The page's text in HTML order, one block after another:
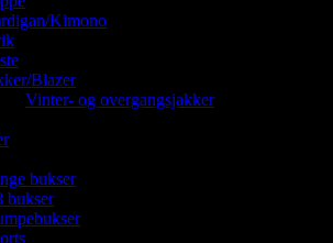
Kimono
Blazer
Vinter- og overgangsjakker
bukser
bukser